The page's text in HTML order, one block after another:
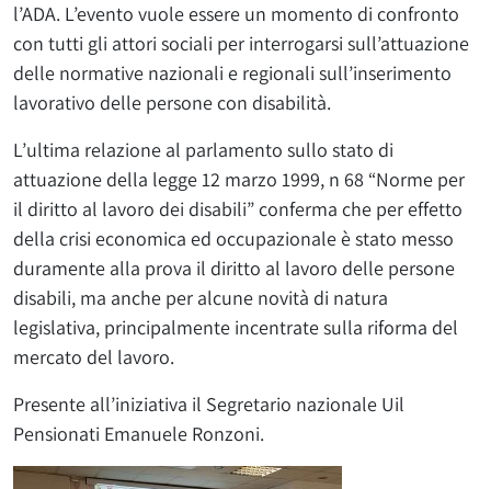
l’ADA. L’evento vuole essere un momento di confronto
con tutti gli attori sociali per interrogarsi sull’attuazione
delle normative nazionali e regionali sull’inserimento
lavorativo delle persone con disabilità.
L’ultima relazione al parlamento sullo stato di
attuazione della legge 12 marzo 1999, n 68 “Norme per
il diritto al lavoro dei disabili” conferma che per effetto
della crisi economica ed occupazionale è stato messo
duramente alla prova il diritto al lavoro delle persone
disabili, ma anche per alcune novità di natura
legislativa, principalmente incentrate sulla riforma del
mercato del lavoro.
Presente all’iniziativa il Segretario nazionale Uil
Pensionati Emanuele Ronzoni.